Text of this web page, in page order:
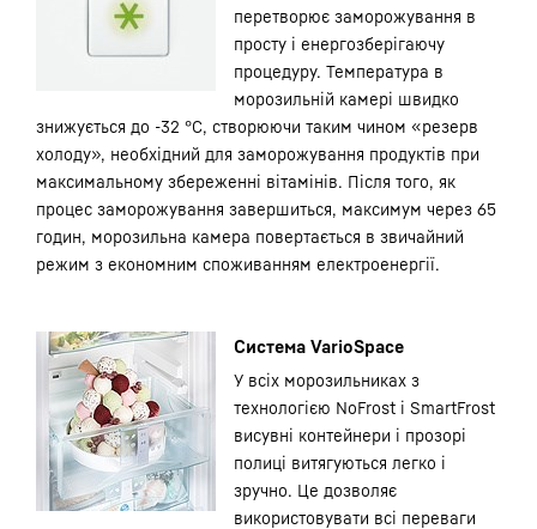
перетворює заморожування в
просту і енергозберігаючу
процедуру. Температура в
морозильній камері швидко
знижується до -32 °С, створюючи таким чином «резерв
холоду», необхідний для заморожування продуктів при
максимальному збереженні вітамінів. Після того, як
процес заморожування завершиться, максимум через 65
годин, морозильна камера повертається в звичайний
режим з економним споживанням електроенергії.
Система VarioSpace
У всіх морозильниках з
технологією NoFrost і SmartFrost
висувні контейнери і прозорі
полиці витягуються легко і
зручно. Це дозволяє
використовувати всі переваги